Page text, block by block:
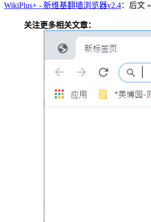
WikiPlus+ - 新维基翻墙浏览器v2.4：后文 »
关注更多相关文章：